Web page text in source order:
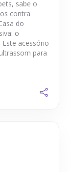
sabe o
contra
do
o
acessório
para